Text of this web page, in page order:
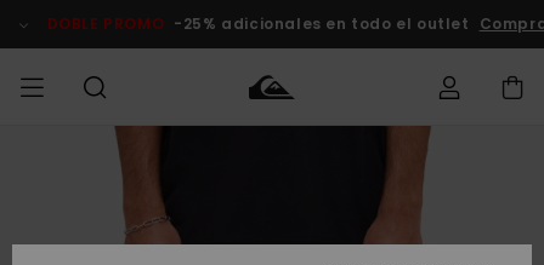
del
DOBLE PROMO -25% adicionales en todo el outlet
Envio